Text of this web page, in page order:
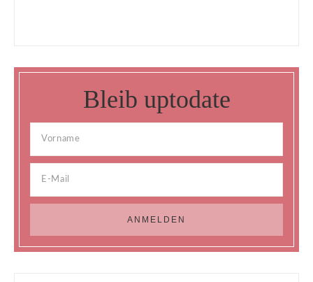
Bleib uptodate